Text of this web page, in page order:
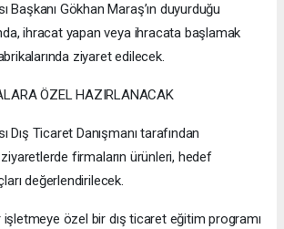
Başkanı Gökhan Maraş’ın duyurduğu
ihracat yapan veya ihracata başlamak
ziyaret edilecek.
ÖZEL HAZIRLANACAK
Dış Ticaret Danışmanı tarafından
firmaların ürünleri, hedef
değerlendirilecek.
özel bir dış ticaret eğitim programı